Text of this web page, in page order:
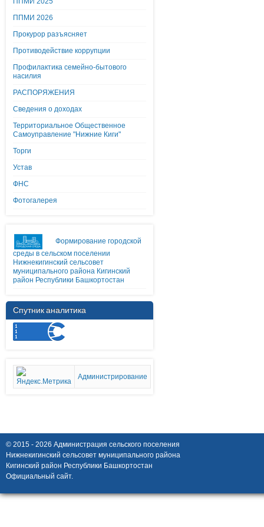
ППМИ 2026
Прокурор разъясняет
Противодействие коррупции
Профилактика семейно-бытового
насилия
РАСПОРЯЖЕНИЯ
Сведения о доходах
Территориальное Общественное
Самоуправление "Нижние Киги"
Торги
Устав
ФНС
Фотогалерея
Формирование городской
среды в сельском поселении
Нижнекигинский сельсовет
муниципального района Кигинский
район Республики Башкортостан
Спутник аналитика
Администрирование
© 2015 - 2026 Администрация сельского поселения
Нижнекигинский сельсовет муниципального района
Кигинский район Республики Башкортостан
Официальный сайт.